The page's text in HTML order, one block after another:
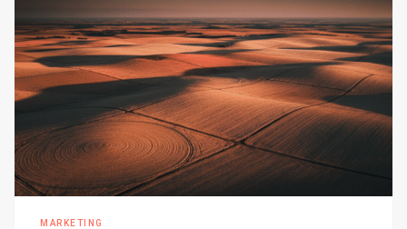
MARKETING